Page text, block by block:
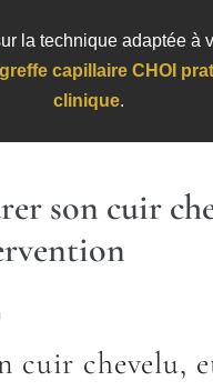
la technique adaptée à
capillaire CHOI
clinique.
son cuir
cuir chevelu,